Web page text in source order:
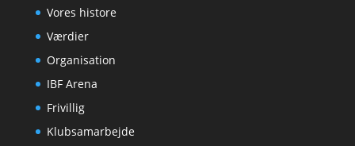
Vores histore
Værdier
Organisation
IBF Arena
Frivillig
Klubsamarbejde